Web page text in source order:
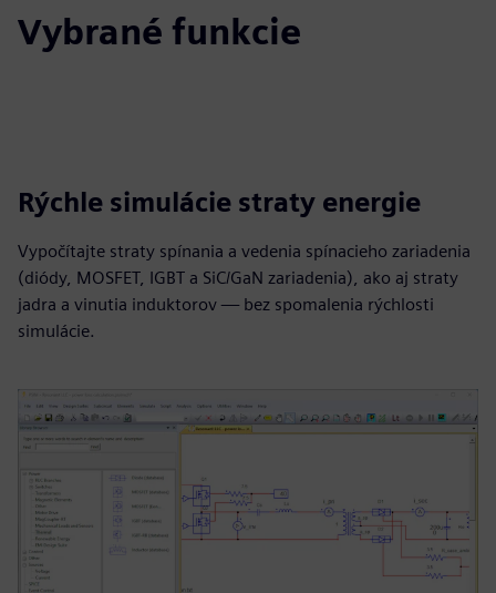
Vybrané funkcie
Rýchle simulácie straty energie
Vypočítajte straty spínania a vedenia spínacieho zariadenia
(diódy, MOSFET, IGBT a SiC/GaN zariadenia), ako aj straty
jadra a vinutia induktorov — bez spomalenia rýchlosti
simulácie.